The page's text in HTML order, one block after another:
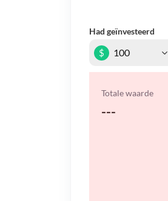
Had geïnvesteerd
$
Totale waarde
---